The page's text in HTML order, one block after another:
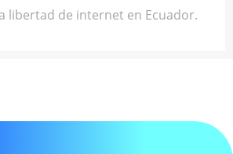
libertad de internet en Ecuador.